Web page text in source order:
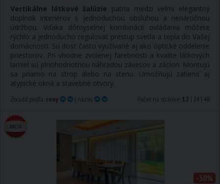
Vertikálne látkové žalúzie patria medzi veľmi elegantný
doplnok interiérov s jednoduchou obsluhou a nenáročnou
údržbou. Vďaka dômyselnej kombinácii ovládania môžete
rýchlo a jednoducho regulovať prestup svetla a tepla do Vašej
domácnosti. Sú dosť často využívané aj ako optické oddelenie
priestorov. Pri vhodne zvolenej farebnosti a kvalite látkových
lamiel sú plnohodnotnou náhradou závesov a záclon. Montujú
sa priamo na strop alebo na stenu. Umožňujú zatieniť aj
atypické okná a stavebné otvory.
Zoradiť podľa: ceny | názvu Počet na stránke: 12 | 24 | 48
-30%